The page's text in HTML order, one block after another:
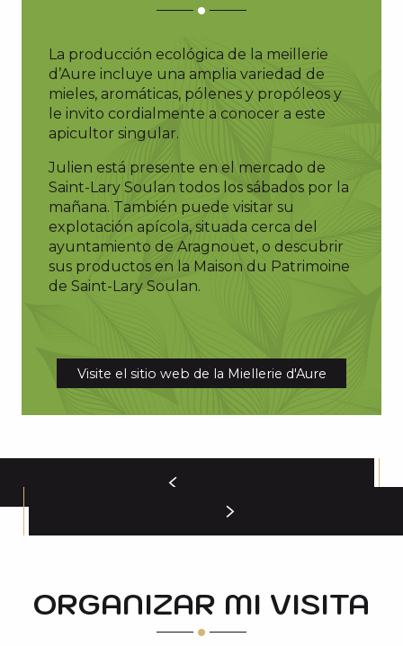
La producción ecológica de la meillerie
d’Aure incluye una amplia variedad de
mieles, aromáticas, pólenes y propóleos y
le invito cordialmente a conocer a este
apicultor singular.
Julien está presente en el mercado de
Saint-Lary Soulan todos los sábados por la
mañana. También puede visitar su
explotación apícola, situada cerca del
ayuntamiento de Aragnouet, o descubrir
sus productos en la Maison du Patrimoine
de Saint-Lary Soulan.
Visite el sitio web de la Miellerie d'Aure
ORGANIZAR MI VISITA